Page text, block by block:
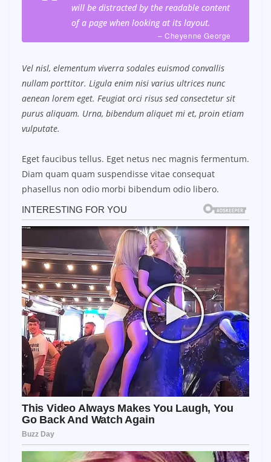
will be distracted by the readable content
of a page when looking at its layout.
– Cheyenne George
Vel nisl, elementum viverra sodales euismod convallis
nullam porttitor. Ligula enim nisi varius ultrices nunc
aenean lorem eget. Feugiat orci risus sed consectetur sit
purus aliquam. Urna, bibendum aliquet mi et, proin etiam
vulputate.
Eget faucibus tellus. Eget netus nec magnis fermentum.
Diam quam quam suspendisse vitae consequat
phasellus non odio morbi bibendum odio libero.